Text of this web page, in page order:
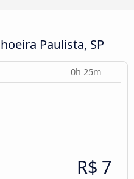
Paulista, SP
0h 25m
R$ 7